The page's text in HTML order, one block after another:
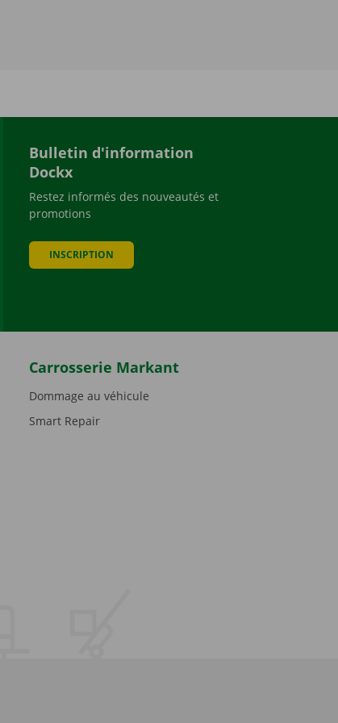
Bulletin d'information
Dockx
Restez informés des nouveautés et
promotions
INSCRIPTION
Carrosserie Markant
Dommage au véhicule
Smart Repair